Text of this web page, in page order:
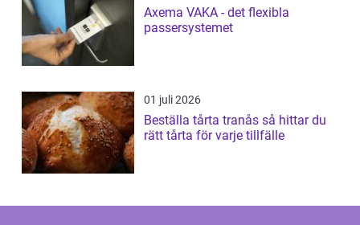
Axema VAKA - det flexibla
passersystemet
01 juli 2026
Beställa tårta tranås så hittar du
rätt tårta för varje tillfälle